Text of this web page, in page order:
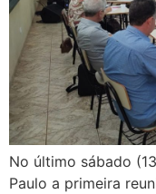
No último sábado
Paulo a primeira